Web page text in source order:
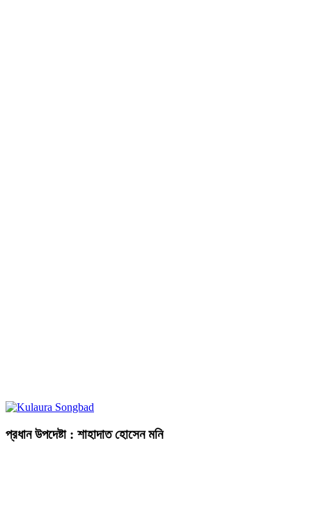
প্রধান উপদেষ্টা : শাহাদাত হোসেন মনি